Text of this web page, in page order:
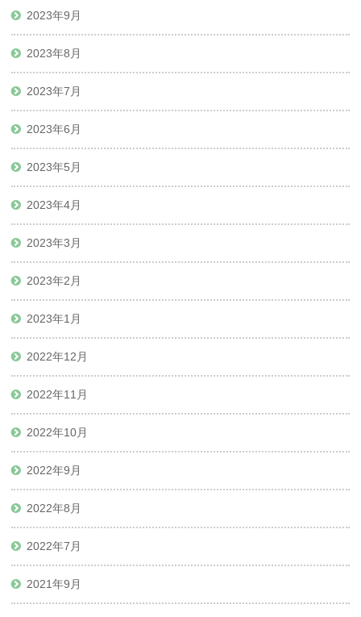
2023年9月
2023年8月
2023年7月
2023年6月
2023年5月
2023年4月
2023年3月
2023年2月
2023年1月
2022年12月
2022年11月
2022年10月
2022年9月
2022年8月
2022年7月
2021年9月